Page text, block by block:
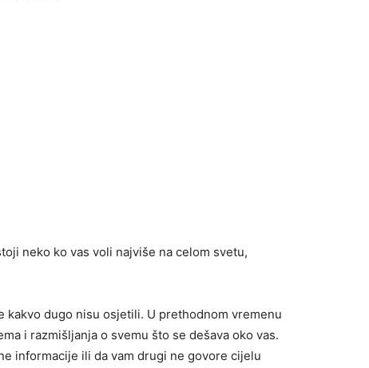
neko ko vas voli najviše na celom svetu,
dugo nisu osjetili. U prethodnom vremenu
i razmišljanja o svemu što se dešava oko vas.
informacije ili da vam drugi ne govore cijelu